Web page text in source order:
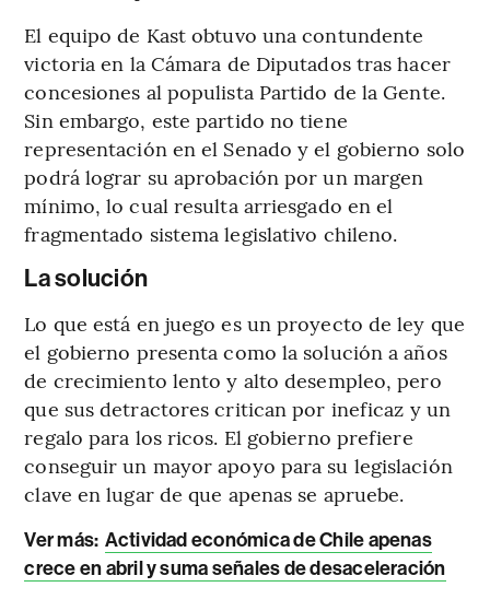
El equipo de Kast obtuvo una contundente
victoria en la Cámara de Diputados tras hacer
concesiones al populista Partido de la Gente.
Sin embargo, este partido no tiene
representación en el Senado y el gobierno solo
podrá lograr su aprobación por un margen
mínimo, lo cual resulta arriesgado en el
fragmentado sistema legislativo chileno.
La solución
Lo que está en juego es un proyecto de ley que
el gobierno presenta como la solución a años
de crecimiento lento y alto desempleo, pero
que sus detractores critican por ineficaz y un
regalo para los ricos. El gobierno prefiere
conseguir un mayor apoyo para su legislación
clave en lugar de que apenas se apruebe.
Ver más: Actividad económica de Chile apenas
crece en abril y suma señales de desaceleración